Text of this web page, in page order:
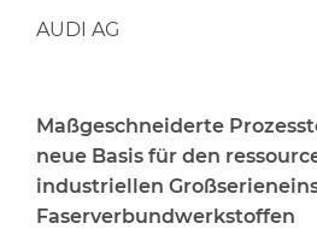
AUDI AG
Maßgeschneiderte
neue Basis für den
industriellen
Faserverbundwerkstoffen